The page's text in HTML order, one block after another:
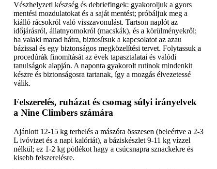
Vészhelyzeti készség és debriefingek: gyakoroljuk a gyors
mentési mozdulatokat és a saját mentést; próbáljuk meg a
kiálló rácsokról való visszavonulást. Tartson naplót az
időjárásról, állatnyomokról (macskák), és a körülményekről;
ha valaki marad hátra, biztosítsuk a kapcsolatot az azau
bázissal és egy biztonságos megközelítési tervet. Folytassuk a
procedúrák finomítását az évek tapasztalatai és valódi
tanulságok alapján. A naponta gyakorolt rutinok mindenkit
készre és biztonságosra tartanak, így a mozgás élvezetessé
válik.
Felszerelés, ruházat és csomag súlyi irányelvek
a Nine Climbers számára
Ajánlott 12-15 kg terhelés a mászóra összesen (beleértve a 2-3
L ivóvizet és a napi kalóriát), a báziskészlet 9-11 kg vízzel
nélkül; ez 1-2 kg pótlékot hagy a csúcsnapra sznackekre és
kisebb felszerelésre.